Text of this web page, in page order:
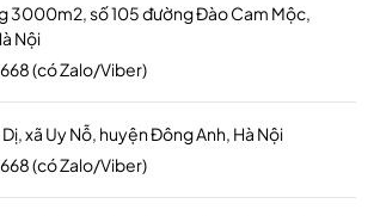
3000m2, số 105 đường Đào Cam Mộc,
Nội
(có Zalo/Viber)
xã Uy Nỗ, huyện Đông Anh, Hà Nội
(có Zalo/Viber)